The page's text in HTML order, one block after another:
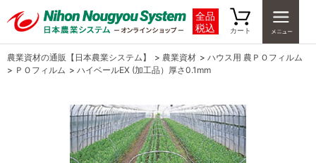
全品
税込
カート
農業資材の通販【日本農業システム】 > 農業資材 > ハウス用 農ＰＯフィルム
> ＰＯフィルム > ハイベールEX (加工品）厚さ0.1mm